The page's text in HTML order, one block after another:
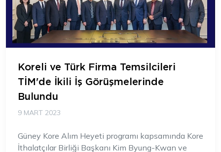
Koreli ve Türk Firma Temsilcileri
TİM'de İkili İş Görüşmelerinde
Bulundu
9 MART 2023
Güney Kore Alım Heyeti programı kapsamında Kore
İthalatçılar Birliği Başkanı Kim Byung-Kwan ve